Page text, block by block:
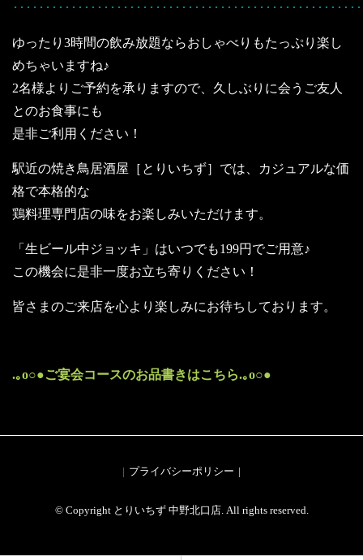
･････････････････････････････････････････････････････
ゆったり3時間の飲み放題ならおしゃべりもたっぷり楽し
めちゃいますね♪
2名様よりご予約を承りますので、久しぶりに会うご友人
とのお食事にも
是非ご利用ください！
駅近の焼き鳥居酒屋［とりいちず］では、カジュアルな価
格で本格的な
鶏料理専門店の味をお楽しみいただけます。
「生ビール中ジョッキ」はいつでも199円でご用意♪
この機会に是非一度お立ち寄りください！
皆さまのご来店を心より楽しみにお待ちしております。
.｡o○●ご宴会コースのお品書きはこちら.｡o○●
プライバシーポリシー
© Copyright とりいちず 中野北口店. All rights reserved.